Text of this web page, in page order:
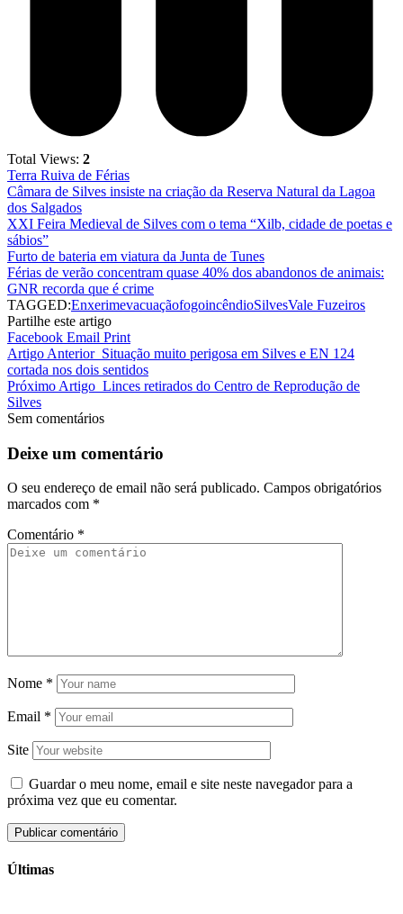
Total Views: 2
Terra Ruiva de Férias
Câmara de Silves insiste na criação da Reserva Natural da Lagoa
dos Salgados
XXI Feira Medieval de Silves com o tema “Xilb, cidade de poetas e
sábios”
Furto de bateria em viatura da Junta de Tunes
Férias de verão concentram quase 40% dos abandonos de animais:
GNR recorda que é crime
TAGGED:EnxerimevacuaçãofogoincêndioSilvesVale Fuzeiros
Partilhe este artigo
Facebook Email Print
Artigo Anterior Situação muito perigosa em Silves e EN 124
cortada nos dois sentidos
Próximo Artigo Linces retirados do Centro de Reprodução de
Silves
Sem comentários
Deixe um comentário
O seu endereço de email não será publicado. Campos obrigatórios
marcados com *
Comentário *
Nome *
Email *
Site
Guardar o meu nome, email e site neste navegador para a
próxima vez que eu comentar.
Últimas